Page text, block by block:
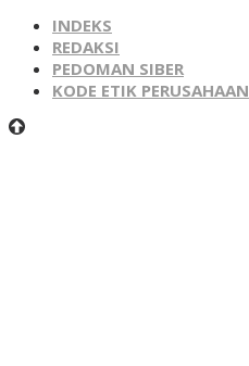
INDEKS
REDAKSI
PEDOMAN SIBER
KODE ETIK PERUSAHAAN